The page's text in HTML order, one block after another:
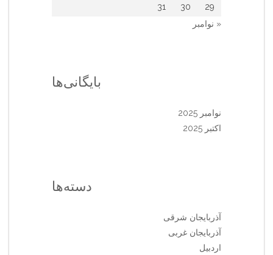
29
30
31
« نوامبر
بایگانی‌ها
نوامبر 2025
اکتبر 2025
دسته‌ها
آذربایجان شرقی
آذربایجان غربی
اردبیل